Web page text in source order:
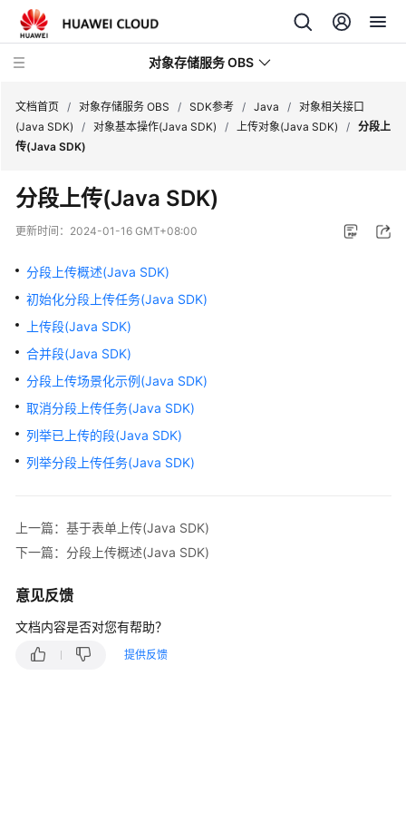
对象存储服务 OBS
新
动
态
服
公
告
品
介
绍
计
明
速
门
文档首页 / 对象存储服务 OBS / SDK参考 / Java / 对象相关接口
(Java SDK)
/ 对象基本操作(Java SDK) / 上传对象(Java SDK) / 分段上
传(Java SDK)
分段上传(Java SDK)
更新时间： 2024-01-16 GMT+08:00
分段上传概述(Java SDK)
初始化分段上传任务(Java SDK)
上传段(Java SDK)
合并段(Java SDK)
分段上传场景化示例(Java SDK)
取消分段上传任务(Java SDK)
列举已上传的段(Java SDK)
列举分段上传任务(Java SDK)
上一篇：基于表单上传(Java SDK)
下一篇：分段上传概述(Java SDK)
意见反馈
文档内容是否对您有帮助？
提供反馈